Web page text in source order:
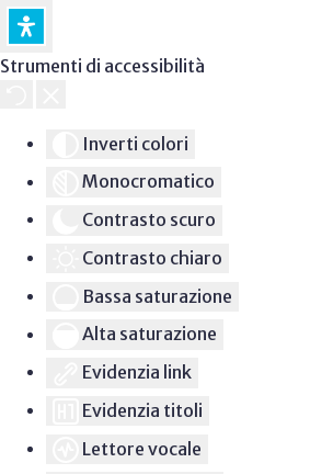
Strumenti di accessibilità
Inverti colori
Monocromatico
Contrasto scuro
Contrasto chiaro
Bassa saturazione
Alta saturazione
Evidenzia link
Evidenzia titoli
Lettore vocale